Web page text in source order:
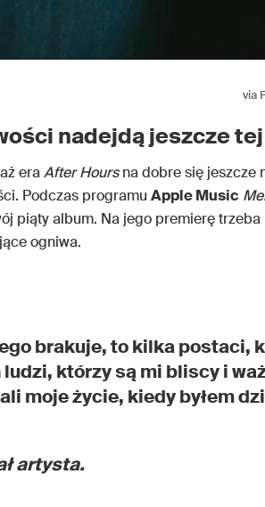
via
nadejdą jeszcze
eraAfter Hoursna dobre się jeszcze
Podczas programu Apple Music
piąty album. Na jego premierę
ogniwa.
brakuje, to kilka postaci,
którzy są mi bliscy i
moje życie, kiedy byłem
artysta.